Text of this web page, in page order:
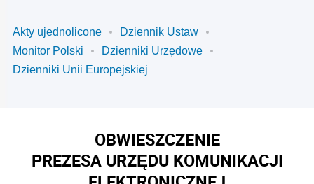
Akty ujednolicone
Dziennik Ustaw
Monitor Polski
Dzienniki Urzędowe
Dzienniki Unii Europejskiej
OBWIESZCZENIE
PREZESA URZĘDU KOMUNIKACJI